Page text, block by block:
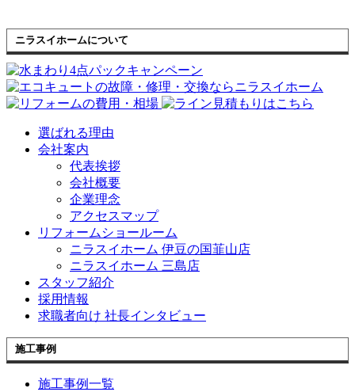
ニラスイホームについて
選ばれる理由
会社案内
代表挨拶
会社概要
企業理念
アクセスマップ
リフォームショールーム
ニラスイホーム 伊豆の国韮山店
ニラスイホーム 三島店
スタッフ紹介
採用情報
求職者向け 社長インタビュー
施工事例
施工事例一覧